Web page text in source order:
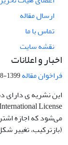
ارسال مقاله
تماس با ما
نقشه سایت
اخبار و اعلانات
فراخوان مقاله1399-08-27
این نشریه ی دارای
می‌شود که اجازه
(بازترکیب، تغییر